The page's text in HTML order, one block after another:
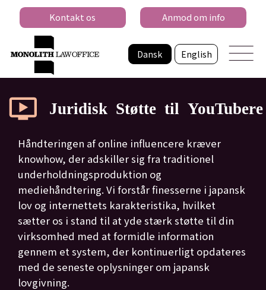
Dansk English
Kontakt os Anmod om info
Juridisk Støtte til YouTubere
Håndteringen af online influencere kræver
knowhow, der adskiller sig fra traditionel
underholdningsproduktion og
mediehåndtering. Vi forstår finesserne i japansk
lov og internettets karakteristika, hvilket
sætter os i stand til at yde stærk støtte til din
virksomhed med at formidle information
gennem et system, der kontinuerligt opdateres
med de seneste oplysninger om japansk
lovgivning.